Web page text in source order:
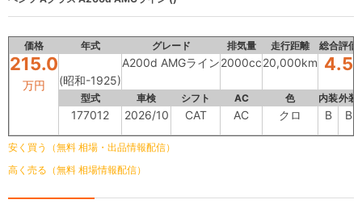
価格 年式 グレード 排気量 走行距離 総合評価
215.0
万円 (昭和-1925)
A200d AMGライン2000cc20,000km 4.5
型式 車検 シフト AC 色 内装外装
177012 2026/10 CAT AC クロ B B
安く買う（無料 相場・出品情報配信）
高く売る（無料 相場情報配信）